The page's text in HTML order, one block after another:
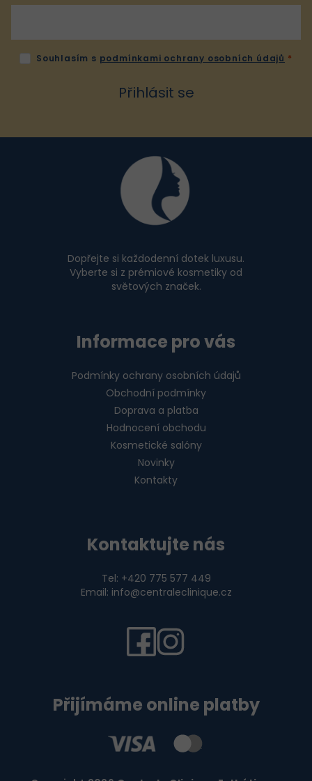
Souhlasím s podmínkami ochrany osobních údajů
Přihlásit se
Dopřejte si každodenní dotek luxusu.
Vyberte si z prémiové kosmetiky od
světových značek.
Informace pro vás
Podmínky ochrany osobních údajů
Obchodní podmínky
Doprava a platba
Hodnocení obchodu
Kosmetické salóny
Novinky
Kontakty
Kontaktujte nás
Tel: +420 775 577 449
Email: info@centraleclinique.cz
Přijímáme online platby